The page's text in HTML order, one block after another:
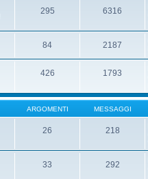
295 6316
84 2187
426 1793
ARGOMENTI MESSAGGI
26 218
33 292